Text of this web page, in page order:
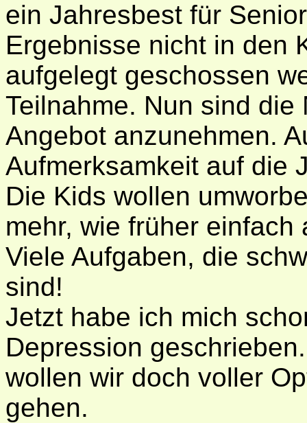
ein Jahresbest für
Ergebnisse nicht in den
aufgelegt geschossen
Teilnahme. Nun sind
Angebot anzunehmen.
Aufmerksamkeit auf die
Die Kids wollen
mehr, wie früher einfach
Viele Aufgaben, die
sind!
Jetzt habe ich mich
Depression
wollen wir doch voller
gehen.